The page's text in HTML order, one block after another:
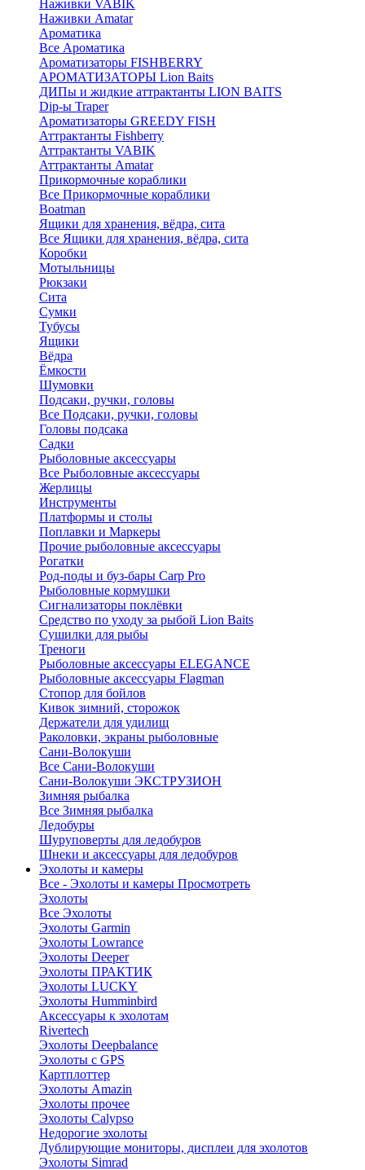
Наживки VABIK
Наживки Amatar
Ароматика
Все Ароматика
Ароматизаторы FISHBERRY
АРОМАТИЗАТОРЫ Lion Baits
ДИПы и жидкие аттрактанты LION BAITS
Dip-ы Traper
Ароматизаторы GREEDY FISH
Аттрактанты Fishberry
Аттрактанты VABIK
Аттрактанты Amatar
Прикормочные кораблики
Все Прикормочные кораблики
Boatman
Ящики для хранения, вёдра, сита
Все Ящики для хранения, вёдра, сита
Коробки
Мотыльницы
Рюкзаки
Сита
Сумки
Тубусы
Ящики
Вёдра
Ёмкости
Шумовки
Подсаки, ручки, головы
Все Подсаки, ручки, головы
Головы подсака
Садки
Рыболовные аксессуары
Все Рыболовные аксессуары
Жерлицы
Инструменты
Платформы и столы
Поплавки и Маркеры
Прочие рыболовные аксессуары
Рогатки
Род-поды и буз-бары Carp Pro
Рыболовные кормушки
Сигнализаторы поклёвки
Средство по уходу за рыбой Lion Baits
Сушилки для рыбы
Треноги
Рыболовные аксессуары ELEGANCE
Рыболовные аксессуары Flagman
Стопор для бойлов
Кивок зимний, сторожок
Держатели для удилищ
Раколовки, экраны рыболовные
Сани-Волокуши
Все Сани-Волокуши
Сани-Волокуши ЭКСТРУЗИОН
Зимняя рыбалка
Все Зимняя рыбалка
Ледобуры
Шуруповерты для ледобуров
Шнеки и аксессуары для ледобуров
Эхолоты и камеры
Все - Эхолоты и камеры Просмотреть
Эхолоты
Все Эхолоты
Эхолоты Garmin
Эхолоты Lowrance
Эхолоты Deeper
Эхолоты ПРАКТИК
Эхолоты LUCKY
Эхолоты Humminbird
Аксессуары к эхолотам
Rivertech
Эхолоты Deepbalance
Эхолоты с GPS
Картплоттер
Эхолоты Amazin
Эхолоты прочее
Эхолоты Calypso
Недорогие эхолоты
Дублирующие мониторы, дисплеи для эхолотов
Эхолоты Simrad